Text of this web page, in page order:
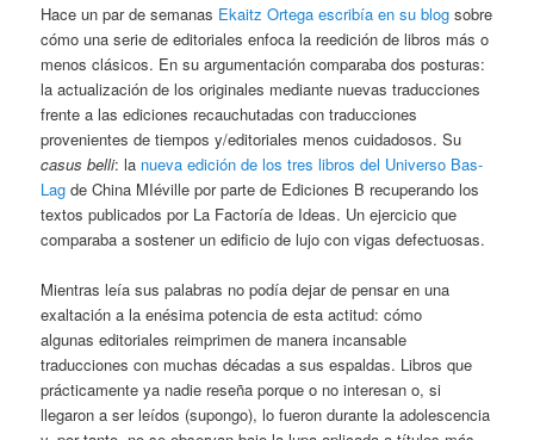
Hace un par de semanas Ekaitz Ortega escribía en su blog sobre
cómo una serie de editoriales enfoca la reedición de libros más o
menos clásicos. En su argumentación comparaba dos posturas:
la actualización de los originales mediante nuevas traducciones
frente a las ediciones recauchutadas con traducciones
provenientes de tiempos y/editoriales menos cuidadosos. Su
casus belli: la nueva edición de los tres libros del Universo Bas-
Lag de China MIéville por parte de Ediciones B recuperando los
textos publicados por La Factoría de Ideas. Un ejercicio que
comparaba a sostener un edificio de lujo con vigas defectuosas.
Mientras leía sus palabras no podía dejar de pensar en una
exaltación a la enésima potencia de esta actitud: cómo
algunas editoriales reimprimen de manera incansable
traducciones con muchas décadas a sus espaldas. Libros que
prácticamente ya nadie reseña porque o no interesan o, si
llegaron a ser leídos (supongo), lo fueron durante la adolescencia